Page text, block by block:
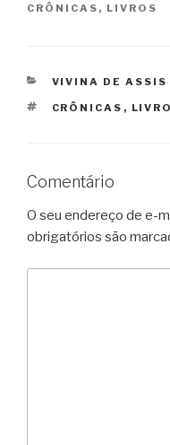
CRÔNICAS , LIVROS
CATEGORIAS
VIVINA DE ASSIS
TAGS
CRÔNICAS ,
Comentário
O seu endereço de e-
obrigatórios são